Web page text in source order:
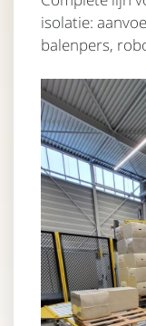
isolatie:
balenpers,